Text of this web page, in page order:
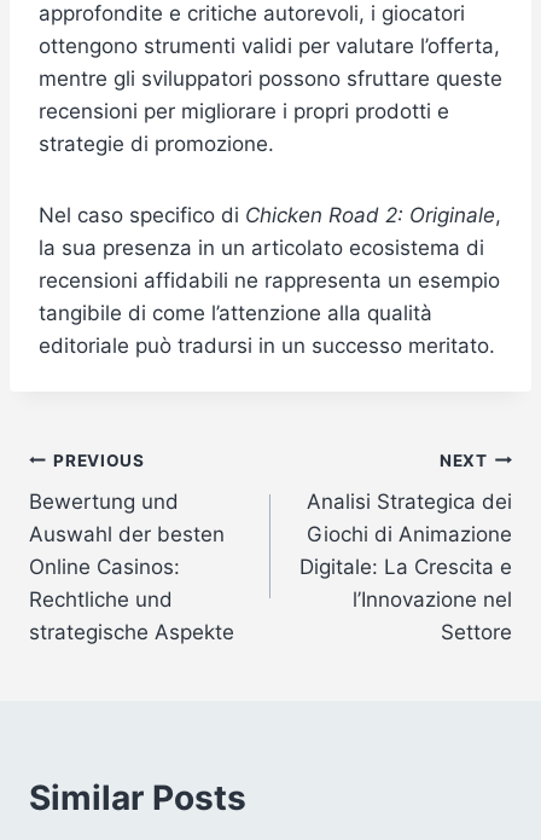
approfondite e critiche autorevoli, i giocatori
ottengono strumenti validi per valutare l’offerta,
mentre gli sviluppatori possono sfruttare queste
recensioni per migliorare i propri prodotti e
strategie di promozione.
Nel caso specifico di Chicken Road 2: Originale,
la sua presenza in un articolato ecosistema di
recensioni affidabili ne rappresenta un esempio
tangibile di come l’attenzione alla qualità
editoriale può tradursi in un successo meritato.
Post
navigation
PREVIOUS
Bewertung und
Auswahl der besten
Online Casinos:
Rechtliche und
strategische Aspekte
NEXT
Analisi Strategica dei
Giochi di Animazione
Digitale: La Crescita e
l’Innovazione nel
Settore
Similar Posts